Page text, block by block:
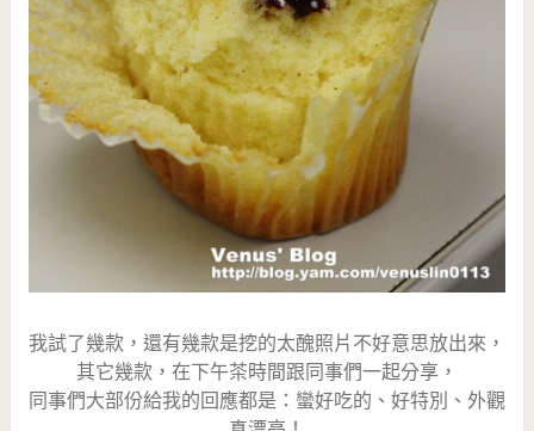
我試了幾款，還有幾款是挖的太醜照片不好意思放出來，
其它幾款，在下午茶時間跟同事們一起分享，
同事們大部份給我的回應都是：蠻好吃的、好特別、外觀